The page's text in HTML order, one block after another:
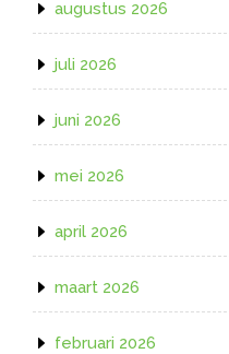
augustus 2026
juli 2026
juni 2026
mei 2026
april 2026
maart 2026
februari 2026